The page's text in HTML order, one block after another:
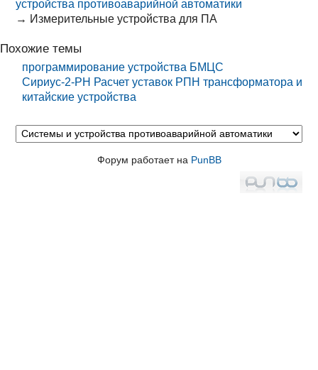
устройства противоаварийной автоматики
→ Измерительные устройства для ПА
Похожие темы
программирование устройства БМЦС
Сириус-2-РН Расчет уставок РПН трансформатора и
китайские устройства
Форум работает на PunBB